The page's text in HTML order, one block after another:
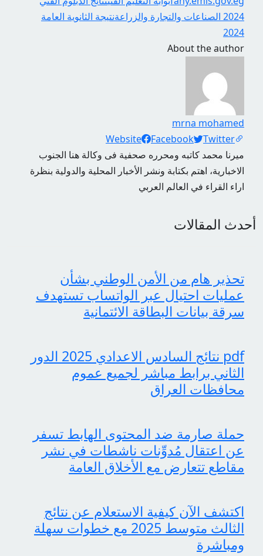
2024 الصناعات والتجارة والزراعة
نتيجة الثانوية العامة
2024
About the author
mrna mohamed
Social Links
Website Facebook
Twitter
ميرنا محمد كاتبه ومحرره صحفية فى وكالة هنا الجنوب
الاخبارية، اهتم بكتابة ونشر الأخبار المحلية والدولية بنظرة
اراء القراء في العالم العربي
أحدث المقالات
تحذير هام من الأمن الوطني بشأن
عمليات احتيال عبر الواتساب تستهدف
سرقة بيانات البطاقة الائتمانية
pdf نتائج السادس الاعدادي 2025 الدور
الثاني برابط مباشر لجميع عموم
محافظات العراق
حملة صارمة ضد المحتوى الهابط تسفر
عن اعتقال مُدوِّنات ناشطات في نشر
مقاطع تتعارض مع الأخلاق العامة
اكتشف الآن كيفية الاستعلام عن نتائج
الثالث متوسط 2025 مع خطوات سهلة
ومباشرة